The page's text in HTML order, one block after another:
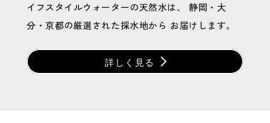
イフスタイルウォーターの天然水は、 静岡・大
分・京都の厳選された採水地から お届けします。
詳しく見る